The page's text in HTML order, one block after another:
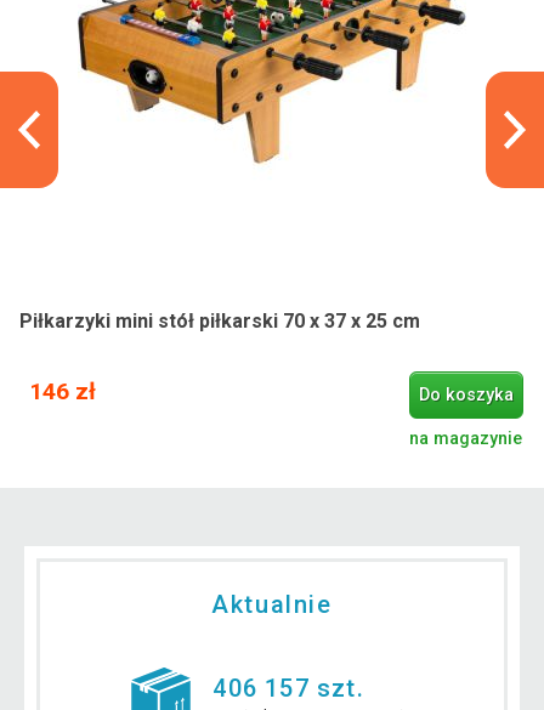
Piłkarzyki mini stół piłkarski 70 x 37 x 25 cm
146 zł Do koszyka
na magazynie
Aktualnie
406 157 szt.